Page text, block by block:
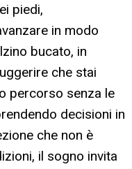
piedi,
in modo
bucato, in
che stai
percorso senza le
decisioni in
che non è
il sogno invita